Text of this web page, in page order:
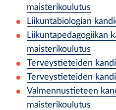
maisterikoulutus
Liikuntabiologian
Liikuntapedagogiikan
maisterikoulutus
Terveystieteiden
Terveystieteiden
Valmennustieteen
maisterikoulutus